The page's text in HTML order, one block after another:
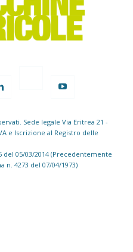
Sede legale Via Eritrea 21 -
e Iscrizione al Registro delle
05/03/2014 (Precedentemente
n. 4273 del 07/04/1973)